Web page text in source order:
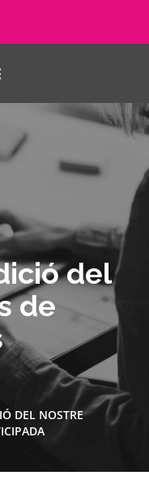
del
de
DEL NOSTRE